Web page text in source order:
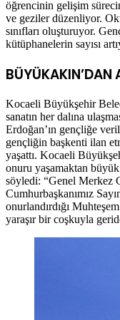
öğrencinin gelişim
ve geziler düzenliyor.
sınıfları oluşturuyor.
kütüphanelerin sayısı
BÜYÜKAKIN’DAN
Kocaeli Büyükşehir
sanatın her dalına
Erdoğan’ın gençliğe
gençliğin başkenti ilan
yaşattı. Kocaeli
onuru yaşamaktan
söyledi: “Genel Merkez
Cumhurbaşkanımız
onurlandırdığı
yaraşır bir coşkuyla